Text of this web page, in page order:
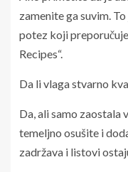
zamenite ga suvim.
potez koji
Recipes“.
Da li vlaga stvarno
Da, ali samo zaostala
temeljno osušite i
zadržava i listovi